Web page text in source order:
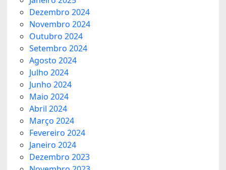
Dezembro 2024
Novembro 2024
Outubro 2024
Setembro 2024
Agosto 2024
Julho 2024
Junho 2024
Maio 2024
Abril 2024
Março 2024
Fevereiro 2024
Janeiro 2024
Dezembro 2023